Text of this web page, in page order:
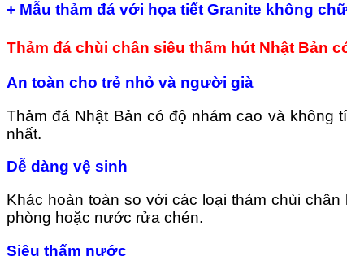
+ Mẫu thảm đá với họa tiết Granite không chữ
Thảm đá chùi chân siêu thấm hút Nhật Bản
An toàn cho trẻ nhỏ và người già
Thảm đá Nhật Bản có độ nhám cao và
nhất.
Dễ dàng vệ sinh
Khác hoàn toàn so với các loại thảm chùi
phòng hoặc nước rửa chén.
Siêu thấm nước